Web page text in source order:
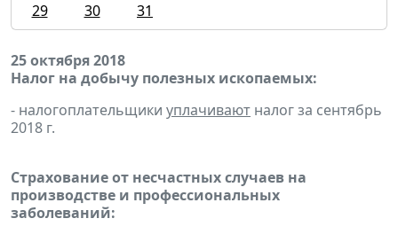
29
30 31
25 октября 2018
Налог на добычу полезных ископаемых:
- налогоплательщики уплачивают налог за сентябрь
2018 г.
Страхование от несчастных случаев на
производстве и профессиональных
заболеваний: